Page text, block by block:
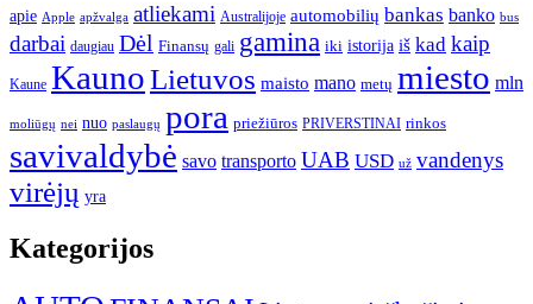
apie Apple apžvalga atliekami Australijoje automobilių bankas banko bus
darbai daugiau Dėl Finansų gali gamina iki istorija iš kad kaip
Kaune KaunoLietuvos maisto mano metų miesto mln
moliūgų nei nuo paslaugų pora priežiūros PRIVERSTINAI rinkos
savivaldybė savo transporto UAB USD už vandenys
virėjų yra
Kategorijos